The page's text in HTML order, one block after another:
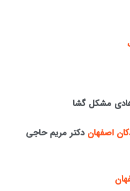
مشکل گشا
اصفهان دکتر مریم حاجی